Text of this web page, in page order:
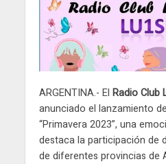
ARGENTINA.- El Radio Club
anunciado el lanzamiento
“Primavera 2023”, una
destaca la participación de
de diferentes provincias de